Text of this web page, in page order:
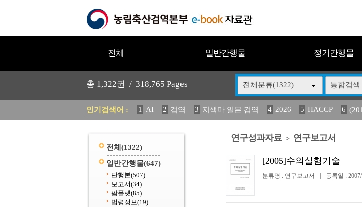
전체 일반간행물 정기간행물
총 1,322권 / 318,765 Pages 전체분류(1322) 통합검색
인기검색어 : 1 AI 2 검역 3 지색마 일본 검역 4 2026 5 HACCP 6
11 2025 12 중독성 식물 도감 13 媛 異 14 (2013년도) 식
전체 (1322)
일반간행물(647)
단행본(507)
보고서(34)
팜플렛(85)
법령정보(19)
연구성과자료 > 연구보고서
[2005]수의실험기술
분류명 : 연구보고서 등록일 :